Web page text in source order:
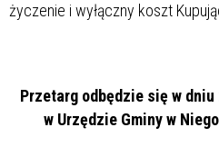
życzenie i wyłączny koszt
Przetarg odbędzie się w dniu
w Urzędzie Gminy w